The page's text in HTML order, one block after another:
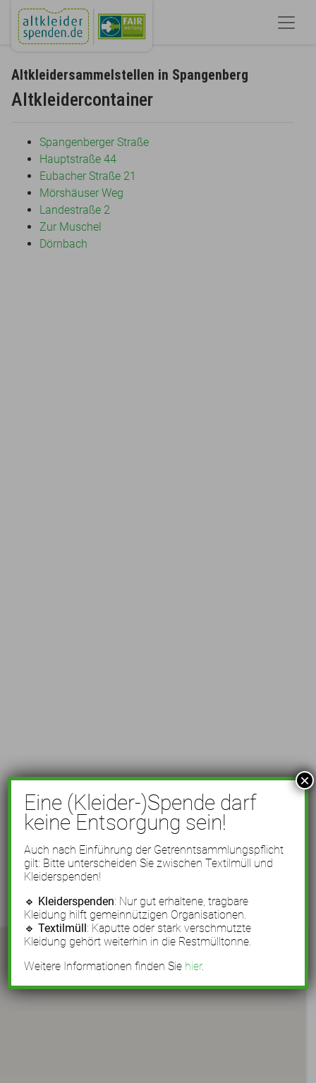
Altkleidersammelstellen in Spangenberg
Altkleidercontainer
Spangenberger Straße
Hauptstraße 44
Eubacher Straße 21
Mörshäuser Weg
Landestraße 2
Zur Muschel
Dörnbach
Eine (Kleider-)Spende darf
keine Entsorgung sein!
Auch nach Einführung der Getrenntsammlungspflicht
gilt: Bitte unterscheiden Sie zwischen Textilmüll und
Kleiderspenden!
🔹 Kleiderspenden: Nur gut erhaltene, tragbare
Kleidung hilft gemeinnützigen Organisationen.
🔹Textilmüll: Kaputte oder stark verschmutzte
Kleidung gehört weiterhin in die Restmülltonne.
Weitere Informationen finden Sie hier.
×